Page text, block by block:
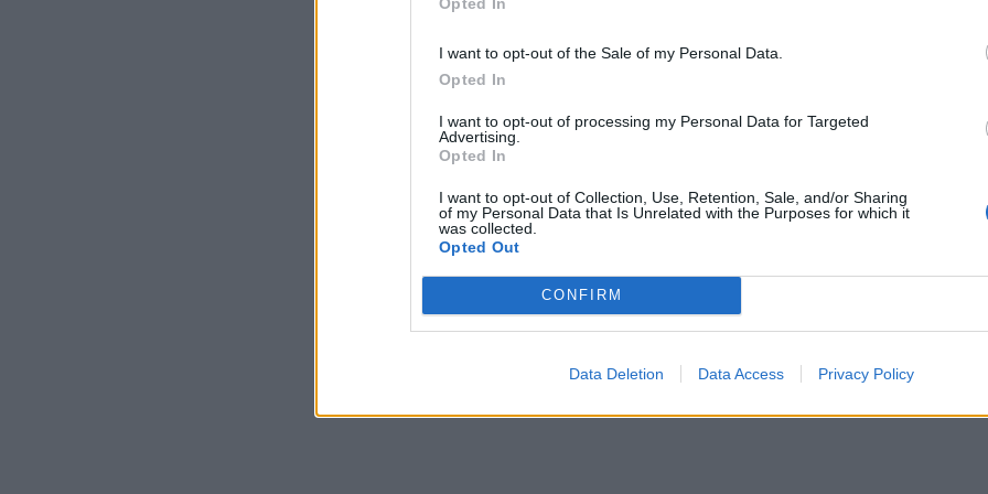
I want to opt-out of the Sale of my Personal Data.
Opted In
I want to opt-out of processing my Personal Data for Targeted
Advertising.
Opted In
I want to opt-out of Collection, Use, Retention, Sale, and/or Sharing
of my Personal Data that Is Unrelated with the Purposes for which it
was collected.
Opted Out
CONFIRM
Data Deletion Data Access Privacy Policy